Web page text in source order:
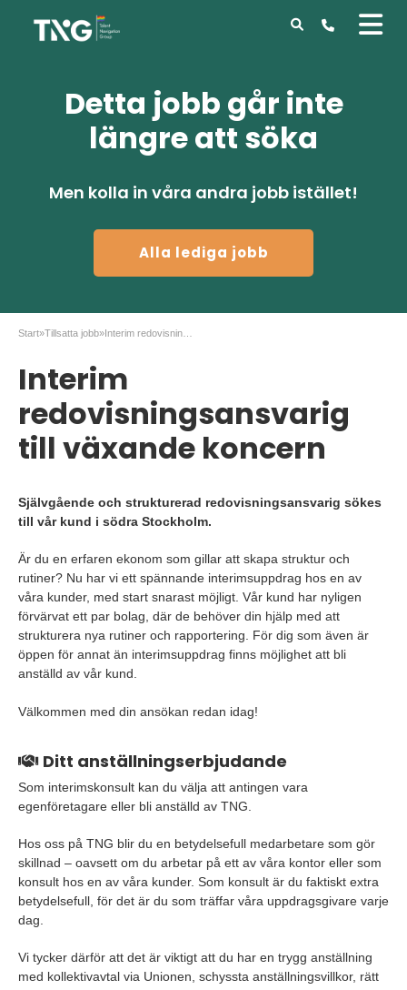
Detta jobb går inte
längre att söka
Men kolla in våra andra jobb istället!
Alla lediga jobb
Start»Tillsatta jobb»
Interim
redovisningsansvarig
till växande koncern
Självgående och strukturerad redovisningsansvarig sökes
till vår kund i södra Stockholm.
Är du en erfaren ekonom som gillar att skapa struktur och
rutiner? Nu har vi ett spännande interimsuppdrag hos en av
våra kunder, med start snarast möjligt. Vår kund har nyligen
förvärvat ett par bolag, där de behöver din hjälp med att
strukturera nya rutiner och rapportering. För dig som även är
öppen för annat än interimsuppdrag finns möjlighet att bli
anställd av vår kund.
Välkommen med din ansökan redan idag!
Ditt anställningserbjudande
Som interimskonsult kan du välja att antingen vara
egenföretagare eller bli anställd av TNG.
Hos oss på TNG blir du en betydelsefull medarbetare som gör
skillnad – oavsett om du arbetar på ett av våra kontor eller som
konsult hos en av våra kunder. Som konsult är du faktiskt extra
betydelsefull, för det är du som träffar våra uppdragsgivare varje
dag.
Vi tycker därför att det är viktigt att du har en trygg anställning
med kollektivavtal via Unionen, schyssta anställningsvillkor, rätt